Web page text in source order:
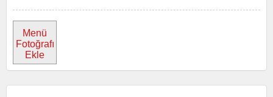
Menü
Fotoğrafı
Ekle